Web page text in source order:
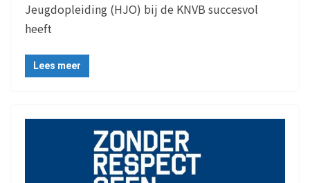
Jeugdopleiding (HJO) bij de KNVB succesvol
heeft
Lees meer